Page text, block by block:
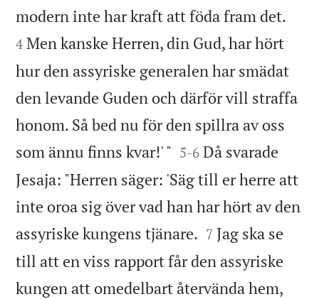
modern inte har kraft att föda fram det.
4 Men kanske Herren, din Gud, har hört
hur den assyriske generalen har smädat
den levande Guden och därför vill straffa
honom. Så bed nu för den spillra av oss
som ännu finns kvar!' " 

5-6 Då svarade
Jesaja: "Herren säger: 'Säg till er herre att
inte oroa sig över vad han har hört av den
assyriske kungens tjänare. 

7 Jag ska se
till att en viss rapport får den assyriske
kungen att omedelbart återvända hem,